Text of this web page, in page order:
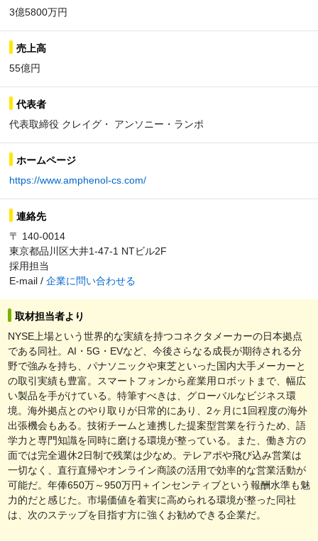
3億5800万円
売上高
55億円
代表者
代表取締役 クレイグ・ アンソニー・ランポ
ホームページ
https://www.amphenol-cs.com/
連絡先
〒 140-0014
東京都品川区大井1-47-1 NTビル2F
採用担当
E-mail / 企業に問い合わせる
取材担当者より
NYSE上場という世界的な実績を持つコネクタメーカーの日本拠点
である同社。AI・5G・EVなど、今後さらなる成長が期待される分
野で強みを持ち、パナソニックや東芝といった国内大手メーカーと
の取引実績も豊富。スマートフォンから産業用ロボットまで、幅広
い製品を手がけている。特筆すべきは、グローバルなビジネス環
境。海外拠点とのやり取りが日常的にあり、2ヶ月に1回程度の海外
出張機会もある。技術チームと連携した提案型営業を行うため、語
学力と専門知識を同時に磨ける環境が整っている。また、働き方の
面では完全週休2日制で残業は少なめ。テレアポや飛び込み営業は
一切なく、直行直帰やオンライン商談の活用で効率的な営業活動が
可能だ。年俸650万～950万円＋インセンティブという報酬水準も魅
力的だと感じた。市場価値を着実に高められる環境が整った同社
は、次のステップを目指す方に強くお勧めできる企業だ。